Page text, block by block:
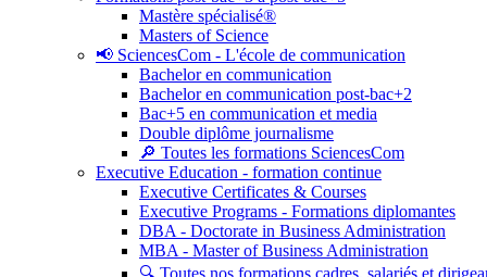
Mastère spécialisé®
Masters of Science
📢 SciencesCom - L'école de communication
Bachelor en communication
Bachelor en communication post-bac+2
Bac+5 en communication et media
Double diplôme journalisme
🔎 Toutes les formations SciencesCom
Executive Education - formation continue
Executive Certificates & Courses
Executive Programs - Formations diplomantes
DBA - Doctorate in Business Administration
MBA - Master of Business Administration
🔍 Toutes nos formations cadres, salariés et